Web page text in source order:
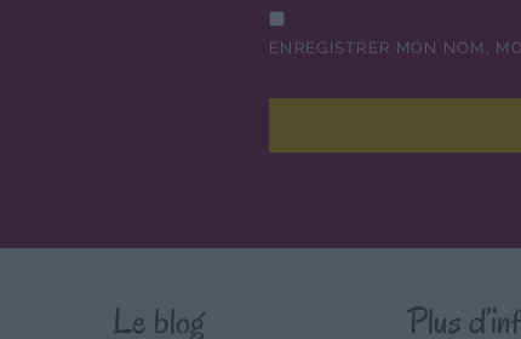
ENREGISTRER MON NOM,
Le blog Plus